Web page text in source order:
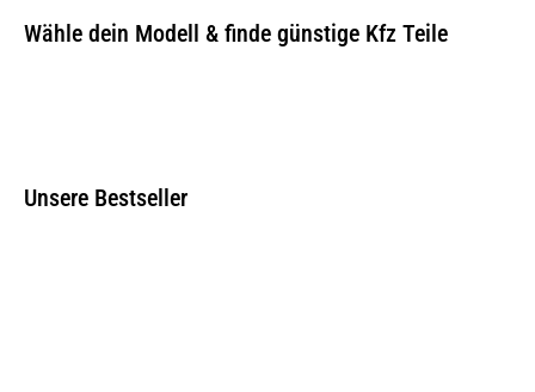
Wähle dein Modell & finde günstige Kfz Teile
Unsere Bestseller